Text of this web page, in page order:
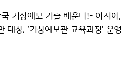
기상예보 기술 배운다!- 아시아,
대상, ‘기상예보관 교육과정’ 운영